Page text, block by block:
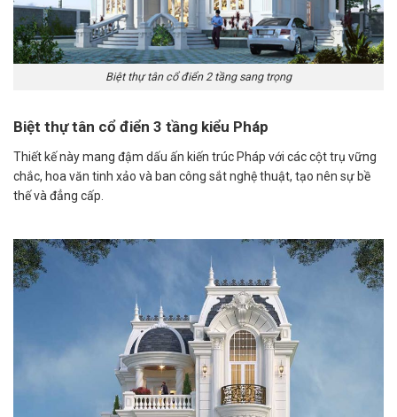
Biệt thự tân cổ điển 2 tầng sang trọng
Biệt thự tân cổ điển 3 tầng kiểu Pháp
Thiết kế này mang đậm dấu ấn kiến trúc Pháp với các cột trụ vững
chắc, hoa văn tinh xảo và ban công sắt nghệ thuật, tạo nên sự bề
thế và đẳng cấp. ​